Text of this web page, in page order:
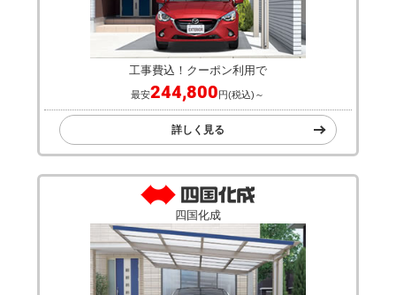
工事費込！クーポン利用で
最安244,800円(税込)～
詳しく見る
四国化成